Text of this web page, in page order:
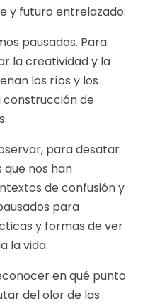
y futuro entrelazado.
pausados. Para
la creatividad y la
los ríos y los
construcción de
para desatar
que nos han
de confusión y
para
y formas de ver
la vida.
en qué punto
del olor de las